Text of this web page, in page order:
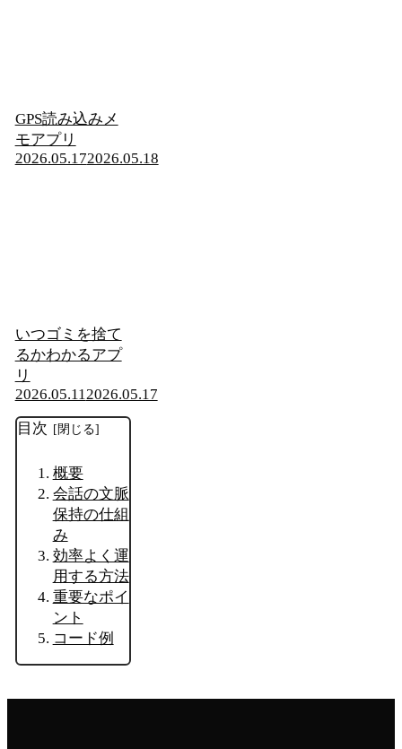
GPS読み込みメ
モアプリ
2026.05.172026.05.18
いつゴミを捨て
るかわかるアプ
リ
2026.05.112026.05.17
目次
概要
会話の文脈
保持の仕組
み
効率よく運
用する方法
重要なポイ
ント
コード例